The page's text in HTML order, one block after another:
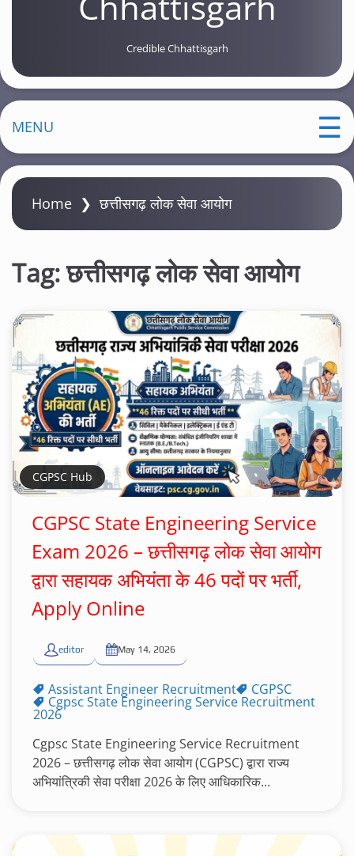
Credible Chhattisgarh
MENU
Home ❯छत्तीसगढ़ लोक सेवा आयोग
Tag:छत्तीसगढ़ लोक सेवा आयोग
CGPSC Hub
CGPSC State Engineering Service
Exam 2026 – छत्तीसगढ़ लोक सेवा आयोग
द्वारा सहायक अभियंता के 46 पदों पर भर्ती,
Apply Online
editor May 14, 2026
Assistant Engineer Recruitment CGPSC
Cgpsc State Engineering Service Recruitment
2026
Cgpsc State Engineering Service Recruitment
2026 – छत्तीसगढ़ लोक सेवा आयोग (CGPSC) द्वारा राज्य
अभियांत्रिकी सेवा परीक्षा 2026 के लिए आधिकारिक...